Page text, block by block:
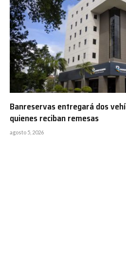
Banreservas entregará dos
quienes reciban remesas
agosto 5, 2026